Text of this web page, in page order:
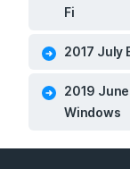
Fi
2017 July
2019
Windows